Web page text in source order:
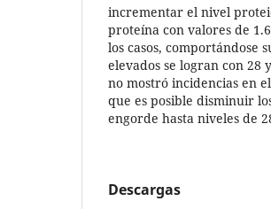
incrementar el nivel
proteína con valores de
los casos, comportándose
elevados se logran con 28
no mostró incidencias en
que es posible disminuir
engorde hasta niveles de
Descargas